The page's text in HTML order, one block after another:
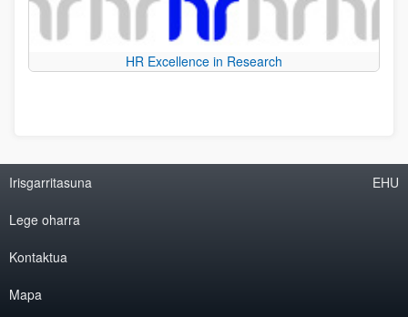
HR Excellence in Research
Irisgarritasuna
Lege oharra
Kontaktua
Mapa
EHU